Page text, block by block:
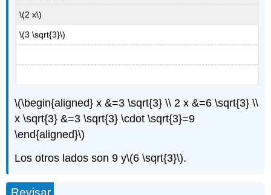
\(2 x\)
\(3 \sqrt{3}\)
\(\begin{aligned} x &=3 \sqrt{3} \\ 2 x &=6 \sqrt{3} \\
x \sqrt{3} &=3 \sqrt{3} \cdot \sqrt{3}=9
\end{aligned}\)
Los otros lados son 9 y\(6 \sqrt{3}\).
Revisar